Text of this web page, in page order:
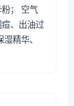
； 空气
、出油过
精华、